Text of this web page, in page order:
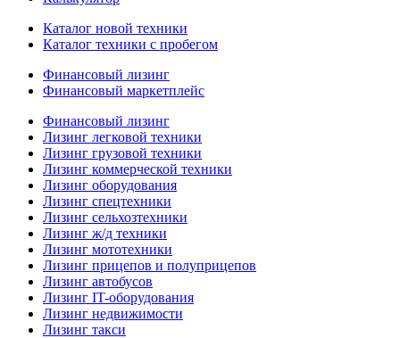
Каталог новой техники
Каталог техники с пробегом
Финансовый лизинг
Финансовый маркетплейс
Финансовый лизинг
Лизинг легковой техники
Лизинг грузовой техники
Лизинг коммерческой техники
Лизинг оборудования
Лизинг спецтехники
Лизинг сельхозтехники
Лизинг ж/д техники
Лизинг мототехники
Лизинг прицепов и полуприцепов
Лизинг автобусов
Лизинг IT-оборудования
Лизинг недвижимости
Лизинг такси